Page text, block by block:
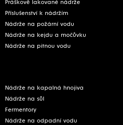
Práškově lakované nádrže
Příslušenství k nádržím
Nádrže na požární vodu
Nádrže na kejdu a močůvku
Nádrže na pitnou vodu
Nádrže na kapalná hnojiva
Nádrže na sůl
Fermentory
Nádrže na odpadní vodu